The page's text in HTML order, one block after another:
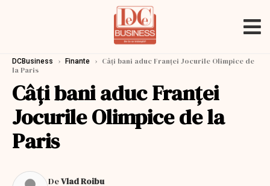
DCBusiness › Finante › Câți bani aduc Franței Jocurile Olimpice de
la Paris
Câți bani aduc Franței
Jocurile Olimpice de la
Paris
DeVlad Roibu